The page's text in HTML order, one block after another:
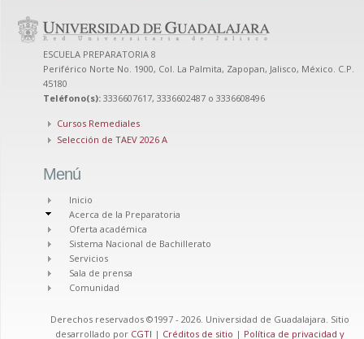
ESCUELA PREPARATORIA 8
Periférico Norte No. 1900, Col. La Palmita, Zapopan, Jalisco, México. C.P.
45180
Teléfono(s): 3336607617, 3336602487 o 3336608496
Cursos Remediales
Selección de TAEV 2026 A
Menú
Inicio
Acerca de la Preparatoria
Oferta académica
Sistema Nacional de Bachillerato
Servicios
Sala de prensa
Comunidad
Derechos reservados ©1997 - 2026. Universidad de Guadalajara. Sitio
desarrollado por CGTI | Créditos de sitio | Política de privacidad y